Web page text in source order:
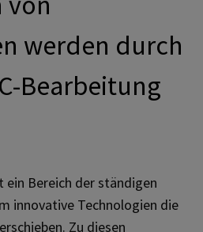
werden durch
Bearbeitung
ein Bereich der ständigen
innovative Technologien die
Zu diesen